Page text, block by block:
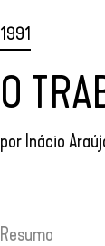
1991
O
por Inácio
Resumo